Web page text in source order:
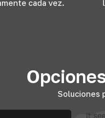
cada vez.
Soluciones
It